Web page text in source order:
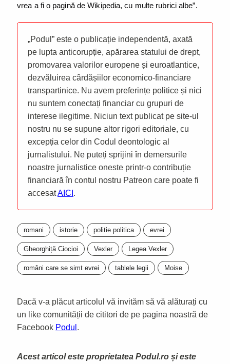
vrea a fi o pagină de Wikipedia, cu multe rubrici albe”.
„Podul” este o publicație independentă, axată
pe lupta anticorupție, apărarea statului de drept,
promovarea valorilor europene și euroatlantice,
dezvăluirea cârdășiilor economico-financiare
transpartinice. Nu avem preferințe politice și nici
nu suntem conectați financiar cu grupuri de
interese ilegitime. Niciun text publicat pe site-ul
nostru nu se supune altor rigori editoriale, cu
excepția celor din Codul deontologic al
jurnalistului. Ne puteți sprijini în demersurile
noastre jurnalistice oneste printr-o contribuție
financiară în contul nostru Patreon care poate fi
accesatAICI .
romani istorie politie politica evrei
Gheorghiță Ciocioi Vexler Legea Vexler
români care se simt evrei tablele legii Moise
Dacă v-a plăcut articolul vă invităm să vă alăturați cu
un like comunității de cititori de pe pagina noastră de
Facebook Podul .
Acest articol este proprietatea Podul.ro și este